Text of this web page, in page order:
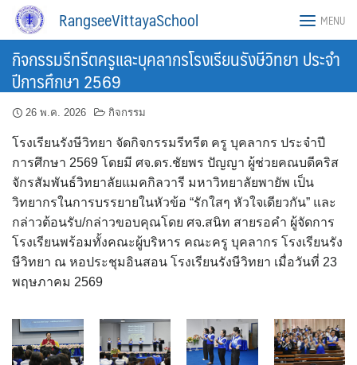
Skip
RangseeVittayaSchool MENU
กิจกรรมรีทรีตครูและบุคลากรโรงเรียนรังษีวิทยา ประจำ
ปีการศึกษา 2569
26 พ.ค. 2026 กิจกรรม
โรงเรียนรังษีวิทยา จัดกิจกรรมรีทรีต ครู บุคลากร ประจำปี
การศึกษา 2569 โดยมี ศจ.ดร.ชัยพร ปัญญา ผู้ช่วยคณบดีคริส
จักรสัมพันธ์วิทยาลัยแมคกิลวารี มหาวิทยาลัยพายัพ เป็น
วิทยากรในการบรรยายในหัวข้อ “รักใสๆ หัวใจเดียวกัน” และ
กล่าวต้อนรับ/กล่าวขอบคุณโดย ศจ.สนิท สายรอคำ ผู้จัดการ
โรงเรียนพร้อมทั้งคณะผู้บริหาร คณะครู บุคลากร โรงเรียนรัง
ษีวิทยา ณ หอประชุมอินสอน โรงเรียนรังษีวิทยา เมื่อวันที่ 23
พฤษภาคม 2569